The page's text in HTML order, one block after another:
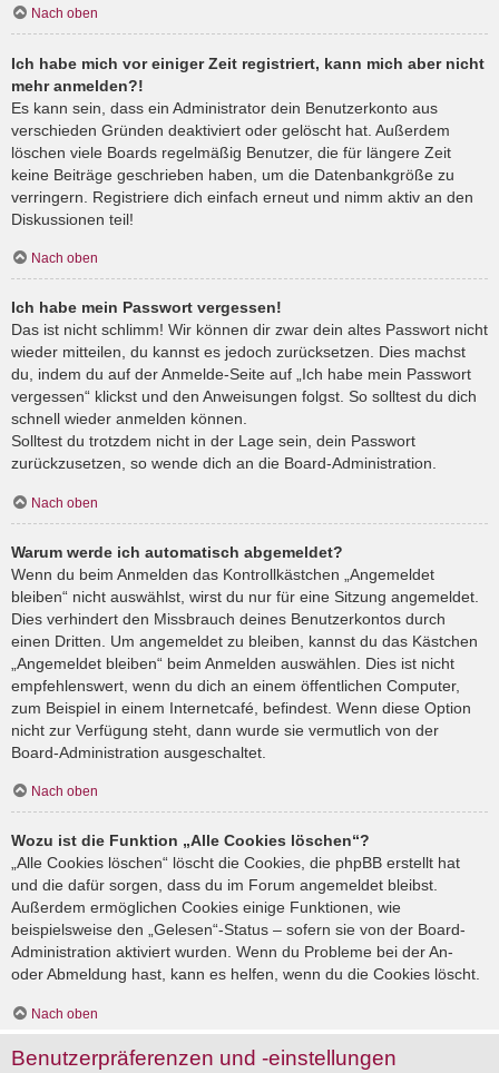
Nach oben
Ich habe mich vor einiger Zeit registriert, kann mich aber nicht
mehr anmelden?!
Es kann sein, dass ein Administrator dein Benutzerkonto aus
verschieden Gründen deaktiviert oder gelöscht hat. Außerdem
löschen viele Boards regelmäßig Benutzer, die für längere Zeit
keine Beiträge geschrieben haben, um die Datenbankgröße zu
verringern. Registriere dich einfach erneut und nimm aktiv an den
Diskussionen teil!
Nach oben
Ich habe mein Passwort vergessen!
Das ist nicht schlimm! Wir können dir zwar dein altes Passwort nicht
wieder mitteilen, du kannst es jedoch zurücksetzen. Dies machst
du, indem du auf der Anmelde-Seite auf „Ich habe mein Passwort
vergessen“ klickst und den Anweisungen folgst. So solltest du dich
schnell wieder anmelden können.
Solltest du trotzdem nicht in der Lage sein, dein Passwort
zurückzusetzen, so wende dich an die Board-Administration.
Nach oben
Warum werde ich automatisch abgemeldet?
Wenn du beim Anmelden das Kontrollkästchen „Angemeldet
bleiben“ nicht auswählst, wirst du nur für eine Sitzung angemeldet.
Dies verhindert den Missbrauch deines Benutzerkontos durch
einen Dritten. Um angemeldet zu bleiben, kannst du das Kästchen
„Angemeldet bleiben“ beim Anmelden auswählen. Dies ist nicht
empfehlenswert, wenn du dich an einem öffentlichen Computer,
zum Beispiel in einem Internetcafé, befindest. Wenn diese Option
nicht zur Verfügung steht, dann wurde sie vermutlich von der
Board-Administration ausgeschaltet.
Nach oben
Wozu ist die Funktion „Alle Cookies löschen“?
„Alle Cookies löschen“ löscht die Cookies, die phpBB erstellt hat
und die dafür sorgen, dass du im Forum angemeldet bleibst.
Außerdem ermöglichen Cookies einige Funktionen, wie
beispielsweise den „Gelesen“-Status – sofern sie von der Board-
Administration aktiviert wurden. Wenn du Probleme bei der An-
oder Abmeldung hast, kann es helfen, wenn du die Cookies löscht.
Nach oben
Benutzerpräferenzen und -einstellungen